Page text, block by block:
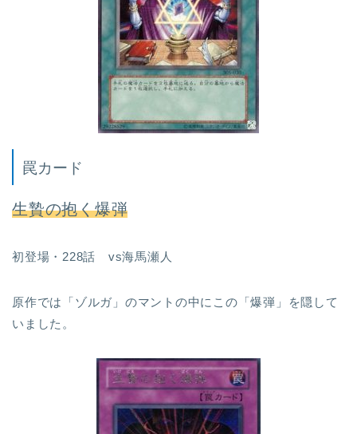
罠カード
生贄の抱く爆弾
初登場・228話 vs海馬瀬人
原作では「ゾルガ」のマントの中にこの「爆弾」を隠して
いました。